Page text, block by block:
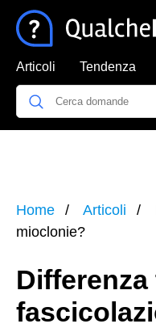
Articoli Tendenza
Home Articoli
mioclonie?
Differenza